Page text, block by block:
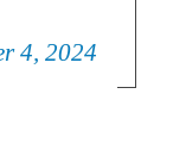
4, 2024